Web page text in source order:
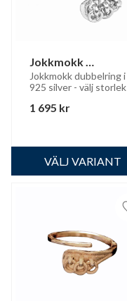
Jokkmokk
dubbelring
Jokkmokk dubbelring i
925 silver - välj storlek
1 695 kr